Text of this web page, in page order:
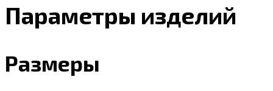
Параметры изделий
Размеры